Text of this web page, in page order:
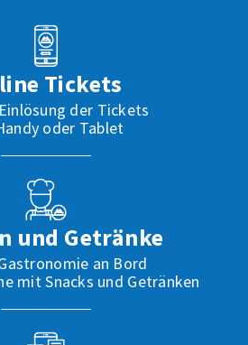
Tickets
der Tickets
oder Tablet
und Getränke
an Bord
mit Snacks und Getränken